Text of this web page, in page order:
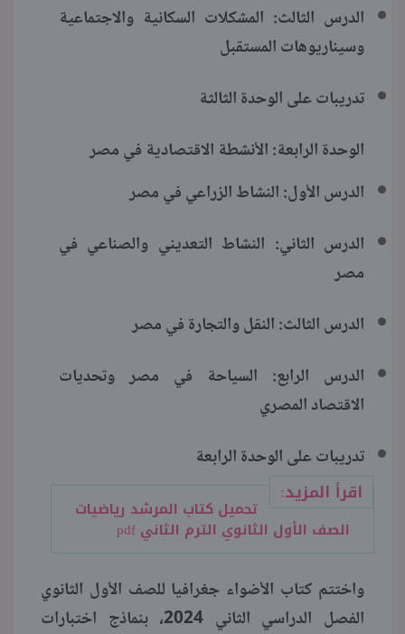
الدرس الثالث: المشكلات السكانية والاجتماعية
وسيناريوهات المستقبل
تدريبات على الوحدة الثالثة
الوحدة الرابعة: الأنشطة الاقتصادية في مصر
الدرس الأول: النشاط الزراعي في مصر
الدرس الثاني: النشاط التعديني والصناعي في
مصر
الدرس الثالث: النقل والتجارة في مصر
الدرس الرابع: السياحة في مصر وتحديات
الاقتصاد المصري
تدريبات على الوحدة الرابعة
اقرأ المزيد:
تحميل كتاب المرشد رياضيات
الصف الأول الثانوي الترم الثاني pdf
واختتم كتاب الأضواء جغرافيا للصف الأول الثانوي
الفصل الدراسي الثاني 2024، بنماذج اختبارات